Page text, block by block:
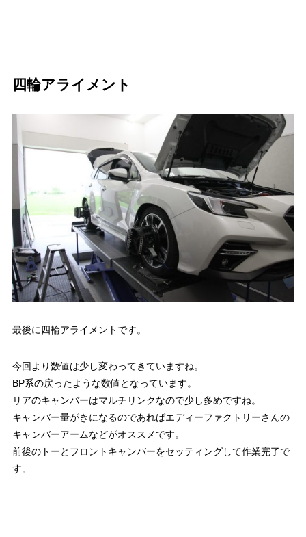
四輪アライメント
最後に四輪アライメントです。
今回より数値は少し変わってきていますね。
BP系の戻ったような数値となっています。
リアのキャンバーはマルチリンクなので少し多めですね。
キャンバー量がきになるのであればエディーファクトリーさんの
キャンバーアームなどがオススメです。
前後のトーとフロントキャンバーをセッティングして作業完了で
す。